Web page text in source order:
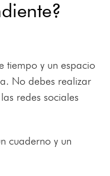
tiempo y un espacio
No debes realizar
redes sociales
cuaderno y un